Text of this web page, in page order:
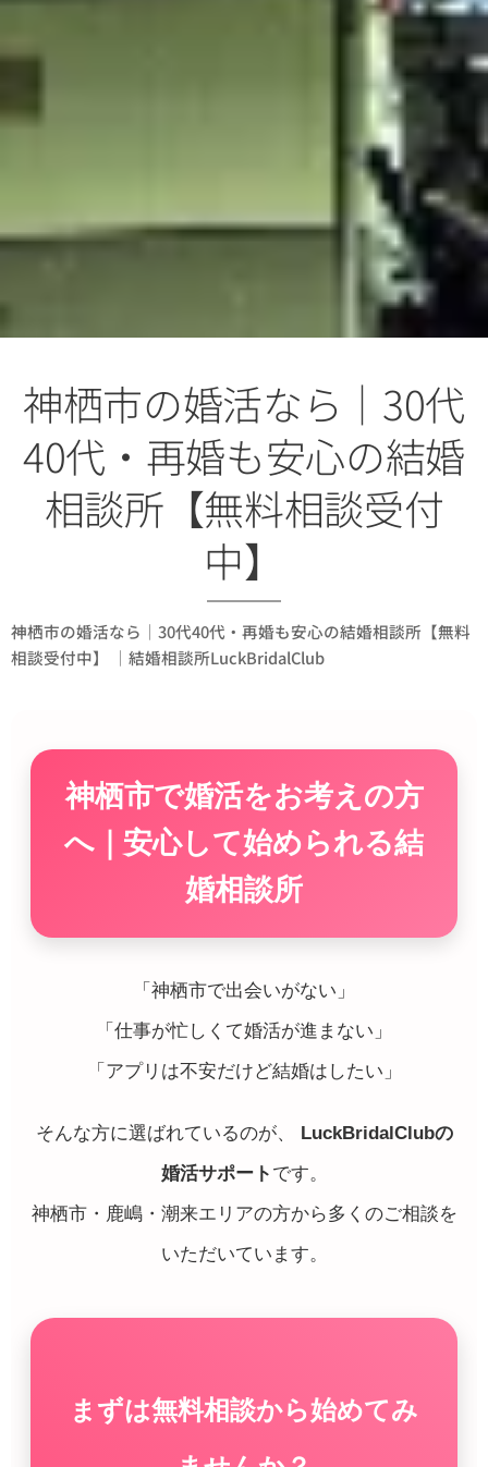
神栖市の婚活なら｜30代
40代・再婚も安心の結婚
相談所【無料相談受付
中】
神栖市の婚活なら｜30代40代・再婚も安心の結婚相談所【無料
相談受付中】 ｜結婚相談所LuckBridalClub
神栖市で婚活をお考えの方
へ｜安心して始められる結
婚相談所
「神栖市で出会いがない」
「仕事が忙しくて婚活が進まない」
「アプリは不安だけど結婚はしたい」
そんな方に選ばれているのが、 LuckBridalClubの
婚活サポート です。
神栖市・鹿嶋・潮来エリアの方から多くのご相談を
いただいています。
まずは無料相談から始めてみ